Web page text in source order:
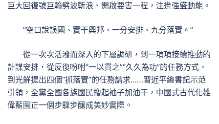
巨大回復號巨輪劈波斬浪、開啟要害一程，注進強盛動能。
“空口說誤國、實干興邦，一分安排、九分落實。”
從一次次活潑而深入的下層調研，到一項項接續推動的
計謀安排，從反復吩咐“一以貫之”“久久為功”的任務方式，
到光鮮提出四個“抓落實”的任務請求……習近平總書記示范
引領，全黨全國各族國民擼起袖子加油干，中國式古代化雄
偉藍圖正一個步驟步釀成美妙實際。